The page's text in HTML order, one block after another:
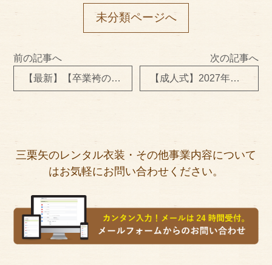
未分類ページへ
前の記事へ
【最新】【卒業袴の着付け】小学6年生 女の子 YouTube
次の記事へ
【成人式】2027年も沢山の予約をいただいています
三栗矢のレンタル衣装・その他事業内容について
はお気軽にお問い合わせください。